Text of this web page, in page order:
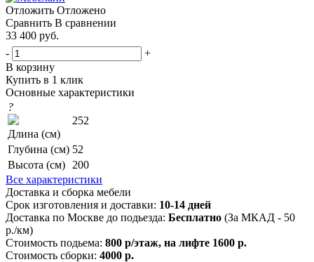
Отложить Отложено
Сравнить В сравнении
33 400 руб.
-
+
В корзину
Купить в 1 клик
Основные характеристики
?
Длина (см)
252
Глубина (см) 52
Высота (см)
200
Все характеристики
Доставка и сборка мебели
Срок изготовления и доставки: 10-14 дней
Доставка по Москве до подьезда: Бесплатно (За МКАД - 50
р./км)
Стоимость подьема: 800 р/этаж, на лифте 1600 р.
Стоимость сборки: 4000 р.